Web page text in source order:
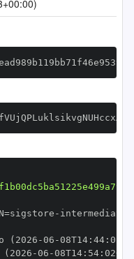
-
(2026 -06 -08T14: 44:
(2026 -06 -08T14: 54: 02+00